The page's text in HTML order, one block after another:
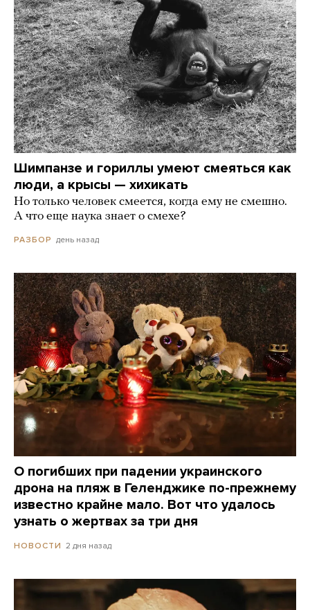
Шимпанзе и гориллы умеют смеяться как
люди, а крысы — хихикать
Но только человек смеется, когда ему не смешно.
А что еще наука знает о смехе?
РАЗБОР день назад
О погибших при падении украинского
дрона на пляж в Геленджике по-прежнему
известно крайне мало. Вот что удалось
узнать о жертвах за три дня
НОВОСТИ 2 дня назад